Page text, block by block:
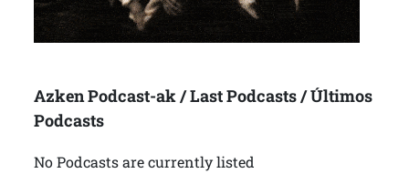
Azken Podcast-ak / Last Podcasts / Últimos
Podcasts
No Podcasts are currently listed